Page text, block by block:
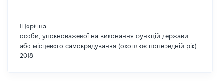
Щорічна
особи, уповноваженої на виконання функцій держави
або місцевого самоврядування (охоплює попередній рік)
2018